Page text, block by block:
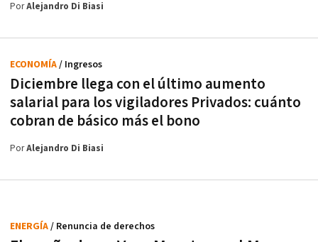
PorAlejandro Di Biasi
Diciembre llega con el último aumento
salarial para los vigiladores Privados: cuánto
cobran de básico más el bono
ECONOMÍA/ Ingresos
PorAlejandro Di Biasi
ENERGÍA/ Renuncia de derechos